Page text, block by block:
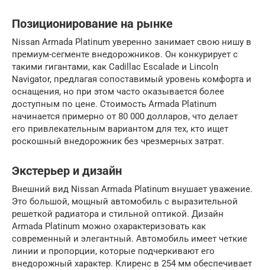
Позиционирование на рынке
Nissan Armada Platinum уверенно занимает свою нишу в
премиум-сегменте внедорожников. Он конкурирует с
такими гигантами, как Cadillac Escalade и Lincoln
Navigator, предлагая сопоставимый уровень комфорта и
оснащения, но при этом часто оказывается более
доступным по цене. Стоимость Armada Platinum
начинается примерно от 80 000 долларов, что делает
его привлекательным вариантом для тех, кто ищет
роскошный внедорожник без чрезмерных затрат.
Экстерьер и дизайн
Внешний вид Nissan Armada Platinum внушает уважение.
Это большой, мощный автомобиль с выразительной
решеткой радиатора и стильной оптикой. Дизайн
Armada Platinum можно охарактеризовать как
современный и элегантный. Автомобиль имеет четкие
линии и пропорции, которые подчеркивают его
внедорожный характер. Клиренс в 254 мм обеспечивает